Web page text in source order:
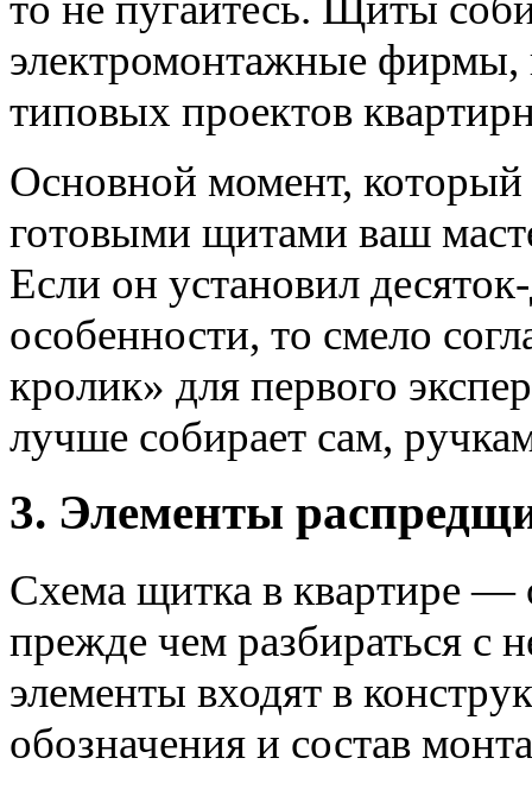
электромонтажные фирмы,
типовых проектов
Основной момент,
готовыми щитами ваш
Если он установил
особенности, то смело
кролик» для первого
лучше собирает сам,
3. Элементы
Схема щитка в квартире —
прежде чем разбираться с
элементы входят в
обозначения и состав